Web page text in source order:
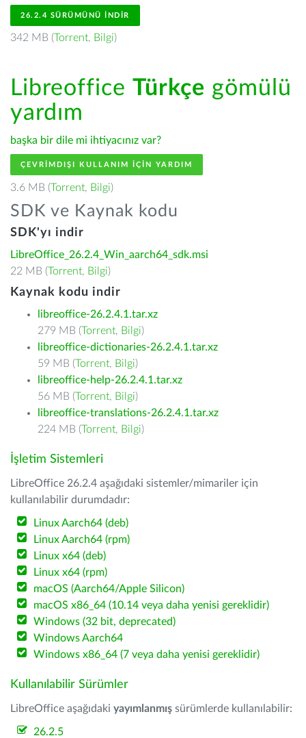
26.2.4 SÜRÜMÜNÜ İNDIR
342 MB (Torrent, Bilgi)
Libreoffice Türkçe gömülü
yardım
başka bir dile mi ihtiyacınız var?
ÇEVRIMDIŞI KULLANIM IÇIN YARDIM
3.6 MB (Torrent, Bilgi)
SDK ve Kaynak kodu
SDK'yı indir
LibreOffice_26.2.4_Win_aarch64_sdk.msi
22 MB (Torrent, Bilgi)
Kaynak kodu indir
libreoffice-26.2.4.1.tar.xz
279 MB (Torrent, Bilgi)
libreoffice-dictionaries-26.2.4.1.tar.xz
59 MB (Torrent, Bilgi)
libreoffice-help-26.2.4.1.tar.xz
56 MB (Torrent, Bilgi)
libreoffice-translations-26.2.4.1.tar.xz
224 MB (Torrent, Bilgi)
İşletim Sistemleri
LibreOffice 26.2.4 aşağıdaki sistemler/mimariler için
kullanılabilir durumdadır:
Linux Aarch64 (deb)
Linux Aarch64 (rpm)
Linux x64 (deb)
Linux x64 (rpm)
macOS (Aarch64/Apple Silicon)
macOS x86_64 (10.14 veya daha yenisi gereklidir)
Windows (32 bit, deprecated)
Windows Aarch64
Windows x86_64 (7 veya daha yenisi gereklidir)
Kullanılabilir Sürümler
LibreOffice aşağıdaki yayımlanmış sürümlerde kullanılabilir:
26.2.5